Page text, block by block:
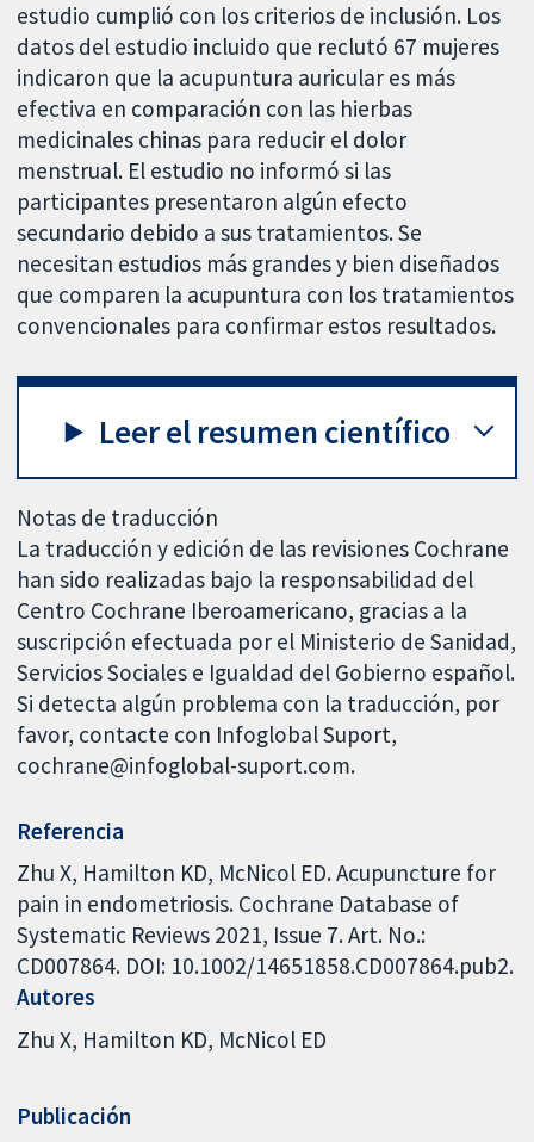
estudio cumplió con los criterios de inclusión. Los
datos del estudio incluido que reclutó 67 mujeres
indicaron que la acupuntura auricular es más
efectiva en comparación con las hierbas
medicinales chinas para reducir el dolor
menstrual. El estudio no informó si las
participantes presentaron algún efecto
secundario debido a sus tratamientos. Se
necesitan estudios más grandes y bien diseñados
que comparen la acupuntura con los tratamientos
convencionales para confirmar estos resultados.
Leer el resumen científico
Notas de traducción
La traducción y edición de las revisiones Cochrane
han sido realizadas bajo la responsabilidad del
Centro Cochrane Iberoamericano, gracias a la
suscripción efectuada por el Ministerio de Sanidad,
Servicios Sociales e Igualdad del Gobierno español.
Si detecta algún problema con la traducción, por
favor, contacte con Infoglobal Suport,
cochrane@infoglobal-suport.com.
Referencia
Zhu X, Hamilton KD, McNicol ED. Acupuncture for
pain in endometriosis. Cochrane Database of
Systematic Reviews 2021, Issue 7. Art. No.:
CD007864. DOI: 10.1002/14651858.CD007864.pub2.
Autores
Zhu X Hamilton KD McNicol ED
Publicación